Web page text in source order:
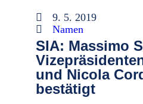
9. 5. 2019
Namen
SIA: Massimo
und Nicola
bestätigt